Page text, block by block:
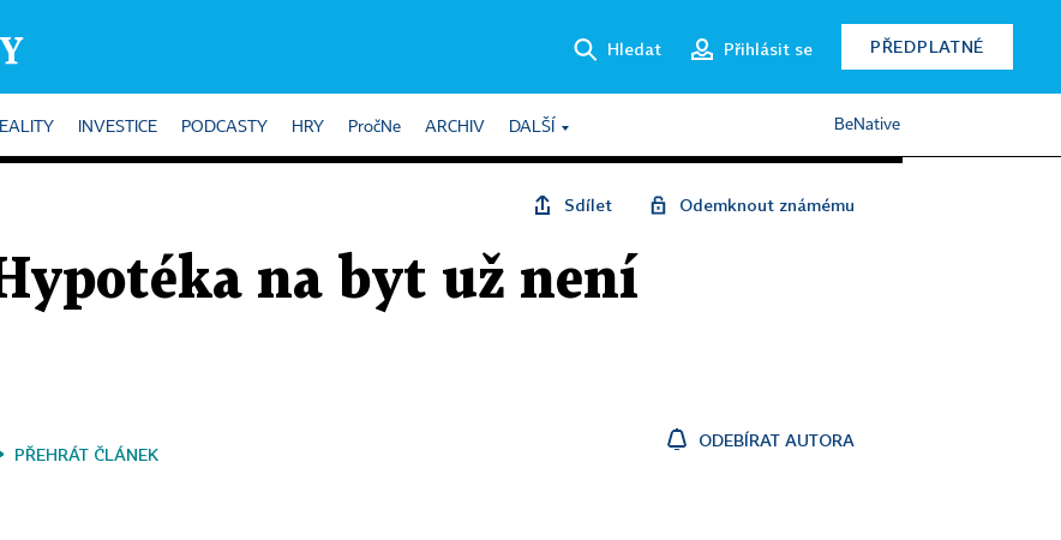
Hledat Přihlásit se PŘEDPLATNÉ
INVESTICE PODCASTY HRY PročNe ARCHIV DALŠÍ BeNative
Sdílet Odemknout známému
na byt už není
PŘEHRÁT ČLÁNEK
ODEBÍRAT AUTORA